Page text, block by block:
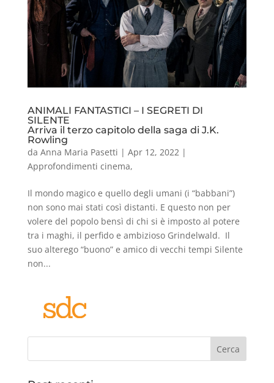
ANIMALI FANTASTICI – I SEGRETI DI
SILENTE
Arriva il terzo capitolo della saga di J.K.
Rowling
da Anna Maria Pasetti | Apr 12, 2022|
Approfondimenti cinema,
Il mondo magico e quello degli umani (i “babbani”)
non sono mai stati così distanti. E questo non per
volere del popolo bensì di chi si è imposto al potere
tra i maghi, il perfido e ambizioso Grindelwald. Il
suo alterego “buono” e amico di vecchi tempi Silente
non...
Cerca